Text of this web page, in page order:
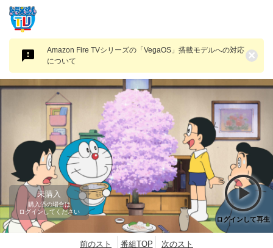
Amazon Fire TVシリーズの「VegaOS」搭載モデルへの対応
について
×
未購入
購入済の場合は
ログインしてください
ログインして再生
前のスト
番組TOP
次のスト